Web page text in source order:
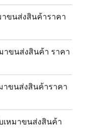
ขนส่งสินค้าราคา
าขนส่งสินค้า ราคา
าขนส่งสินค้าราคา
หมาขนส่งสินค้า